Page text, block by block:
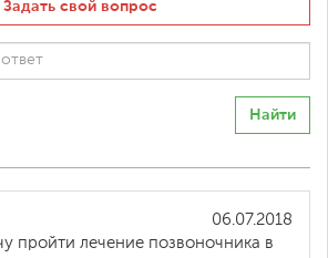
Задать свой вопрос
Найти
06.07.2018
пройти лечение позвоночника в